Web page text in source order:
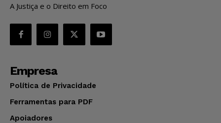
A Justiça e o Direito em Foco
Empresa
Política de Privacidade
Ferramentas para PDF
Apoiadores